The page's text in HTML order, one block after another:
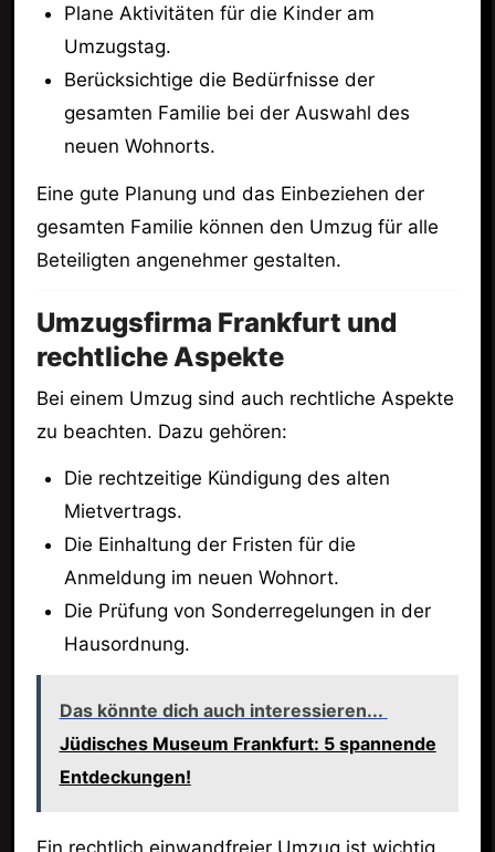
Plane Aktivitäten für die Kinder am
Umzugstag.
Berücksichtige die Bedürfnisse der
gesamten Familie bei der Auswahl des
neuen Wohnorts.
Eine gute Planung und das Einbeziehen der
gesamten Familie können den Umzug für alle
Beteiligten angenehmer gestalten.
Umzugsfirma Frankfurt und
rechtliche Aspekte
Bei einem Umzug sind auch rechtliche Aspekte
zu beachten. Dazu gehören:
Die rechtzeitige Kündigung des alten
Mietvertrags.
Die Einhaltung der Fristen für die
Anmeldung im neuen Wohnort.
Die Prüfung von Sonderregelungen in der
Hausordnung.
Das könnte dich auch interessieren...
Jüdisches Museum Frankfurt: 5 spannende
Entdeckungen!